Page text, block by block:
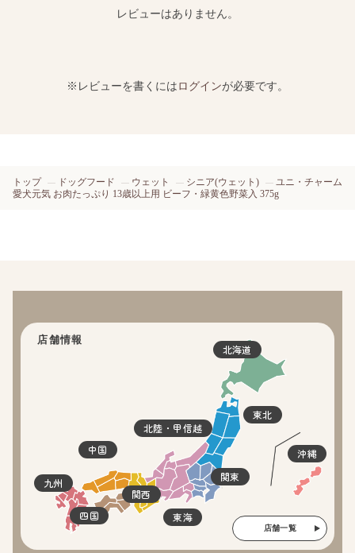
レビューはありません。
※レビューを書くにはログインが必要です。
トップ ドッグフード ウェット シニア(ウェット)
ユニ・チャーム
愛犬元気 お肉たっぷり 13歳以上用 ビーフ・緑黄色野菜入 375g
店舗情報
北海道
東北
関東
北陸・甲信越
東海
関西
四国
中国
九州
沖縄
店舗一覧